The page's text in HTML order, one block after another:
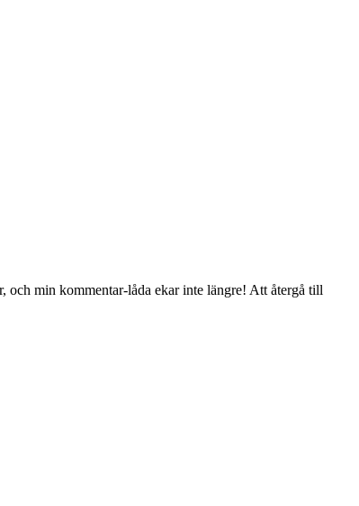
min kommentar-låda ekar inte längre! Att återgå till